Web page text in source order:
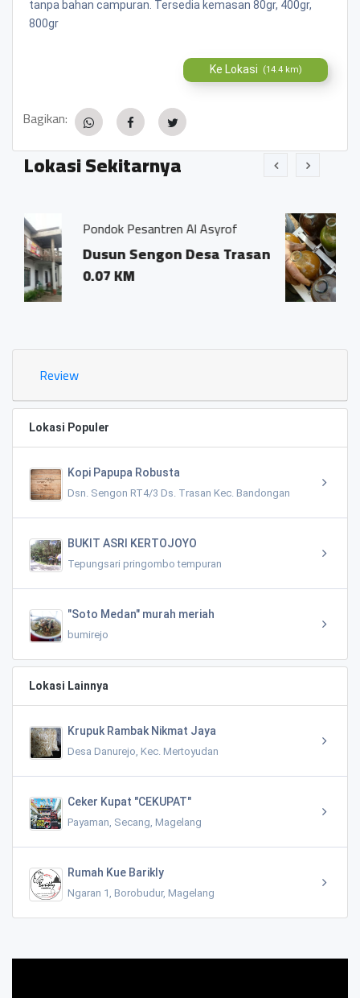
tanpa bahan campuran. Tersedia kemasan 80gr, 400gr,
800gr
Ke Lokasi (14.4 km)
Bagikan:
Lokasi Sekitarnya
Al Asyrof
Desa Trasan
Jamu Tradisisional
Dsn. Sengon
Trasan Kec.
0.03 KM
Review
Lokasi Populer
Kopi Papupa Robusta
Dsn. Sengon RT4/3 Ds. Trasan Kec. Bandongan
BUKIT ASRI KERTOJOYO
Tepungsari pringombo tempuran
"Soto Medan" murah meriah
bumirejo
Lokasi Lainnya
Krupuk Rambak Nikmat Jaya
Desa Danurejo, Kec. Mertoyudan
Ceker Kupat "CEKUPAT"
Payaman, Secang, Magelang
Rumah Kue Barikly
Ngaran 1, Borobudur, Magelang